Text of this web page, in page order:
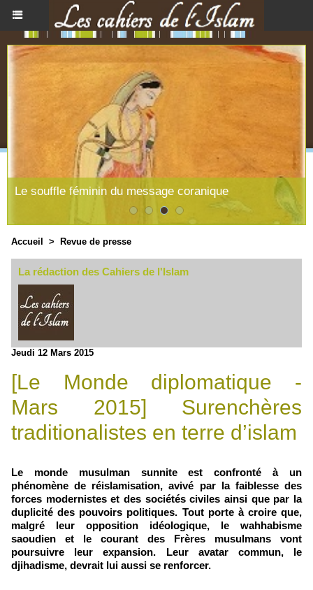
Le souffle féminin du message coranique
Accueil > Revue de presse
La rédaction des Cahiers de l'Islam
Jeudi 12 Mars 2015
[Le Monde diplomatique -
Mars 2015] Surenchères
traditionalistes en terre d’islam
Le monde musulman sunnite est confronté à un
phénomène de réislamisation, avivé par la faiblesse des
forces modernistes et des sociétés civiles ainsi que par la
duplicité des pouvoirs politiques. Tout porte à croire que,
malgré leur opposition idéologique, le wahhabisme
saoudien et le courant des Frères musulmans vont
poursuivre leur expansion. Leur avatar commun, le
djihadisme, devrait lui aussi se renforcer.